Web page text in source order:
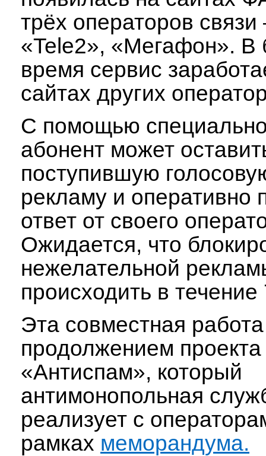
трёх операторов
«Tele2», «Мегафон».
время сервис
сайтах других
С помощью
абонент может
поступившую
рекламу и оперативно
ответ от своего
Ожидается, что
нежелательной
происходить в течение
Эта совместная
продолжением проекта
«Антиспам», который
антимонопольная
реализует с
рамках меморандума.